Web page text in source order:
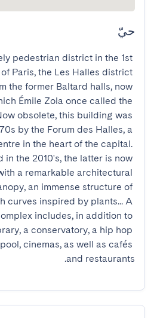
حيّ
pedestrian district in the 1st
Paris, the Les Halles district
the former Baltard halls, now
Émile Zola once called the
obsolete, this building was
by the Forum des Halles, a
in the heart of the capital.
in the 2010's, the latter is now
a remarkable architectural
an immense structure of
curves inspired by plants... A
includes, in addition to
a conservatory, a hip hop
cinemas, as well as cafés
and restaurants.